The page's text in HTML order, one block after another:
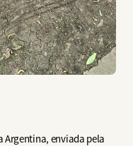
Argentina, enviada pela